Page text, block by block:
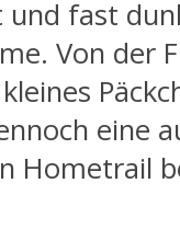
fast
Von der
eine
Hometrail